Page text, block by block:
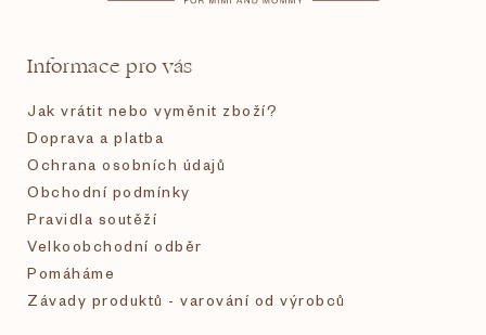
Informace pro vás
Jak vrátit nebo vyměnit zboží?
Doprava a platba
Ochrana osobních údajů
Obchodní podmínky
Pravidla soutěží
Velkoobchodní odběr
Pomáháme
Závady produktů - varování od výrobců